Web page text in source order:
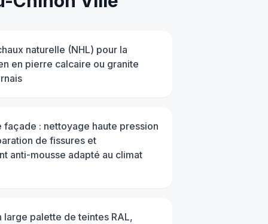
naturelle (NHL) pour la
en pierre calcaire ou granite
: nettoyage haute pression
de fissures et
anti-mousse adapté au climat
palette de teintes RAL,